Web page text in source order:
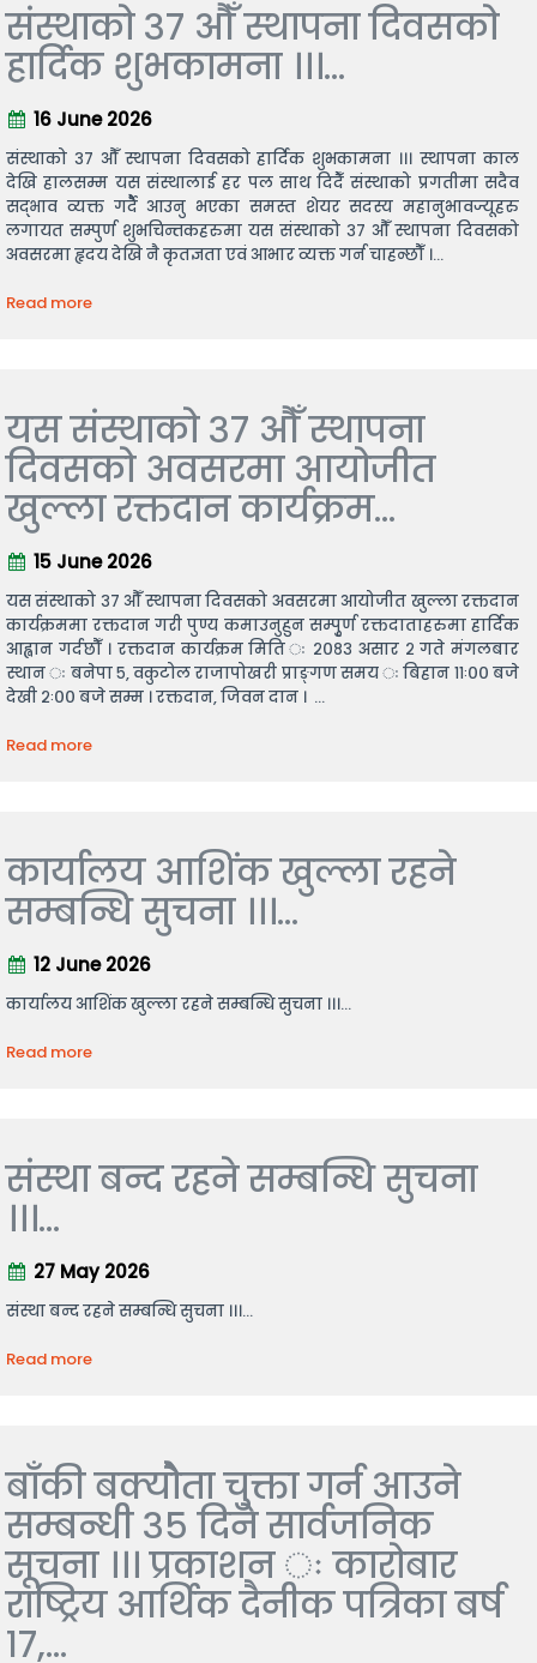
संस्थाको ३७ औँ स्थापना दिवसको
हार्दिक शुभकामना ।।।...
16 June 2026
संस्थाको ३७ औँ स्थापना दिवसको हार्दिक शुभकामना ।।। स्थापना काल
देखि हालसम्म यस संस्थालाई हर पल साथ दिदैँ संस्थाको प्रगतीमा सदैव
सद्भाव व्यक्त गर्दैै आउनु भएका समस्त शेयर सदस्य महानुभावज्यूहरु
लगायत सम्पुर्ण शुभचिन्तकहरुमा यस संस्थाको ३७ औँ स्थापना दिवसको
अवसरमा हृदय देखि नै कृतज्ञता एवं आभार व्यक्त गर्न चाहन्छौँ ।...
Read more
यस संस्थाको ३७ औँ स्थापना
दिवसको अवसरमा आयोजीत
खुल्ला रक्तदान कार्यक्रम...
15 June 2026
यस संस्थाको ३७ औँ स्थापना दिवसको अवसरमा आयोजीत खुल्ला रक्तदान
कार्यक्रममा रक्तदान गरी पुण्य कमाउनुहुन सम्पुृर्ण रक्तदाताहरुमा हार्दिक
आह्वान गर्दछौँ । रक्तदान कार्यक्रम मिति ः २०८३ असार २ गते मंगलबार
स्थान ः बनेपा ५, वकुटोल राजापोखरी प्राङ्गण समय ः बिहान ११ः०० बजे
देखी २ः०० बजे सम्म । रक्तदान, जिवन दान । ...
Read more
कार्यालय आशिंक खुल्ला रहने
सम्बन्धि सुचना ।।।...
12 June 2026
कार्यालय आशिंक खुल्ला रहने सम्बन्धि सुचना ।।।...
Read more
संस्था बन्द रहने सम्बन्धि सुचना
।।।...
27 May 2026
संस्था बन्द रहने सम्बन्धि सुचना ।।।...
Read more
बाँकी बक्योैता चुक्ता गर्न आउने
सम्बन्धी ३५ दिने सार्वजनिक
सूचना ।।। प्रकाशन ः कारोबार
राष्ट्रिय आर्थिक दैनीक पत्रिका बर्ष
१७,...